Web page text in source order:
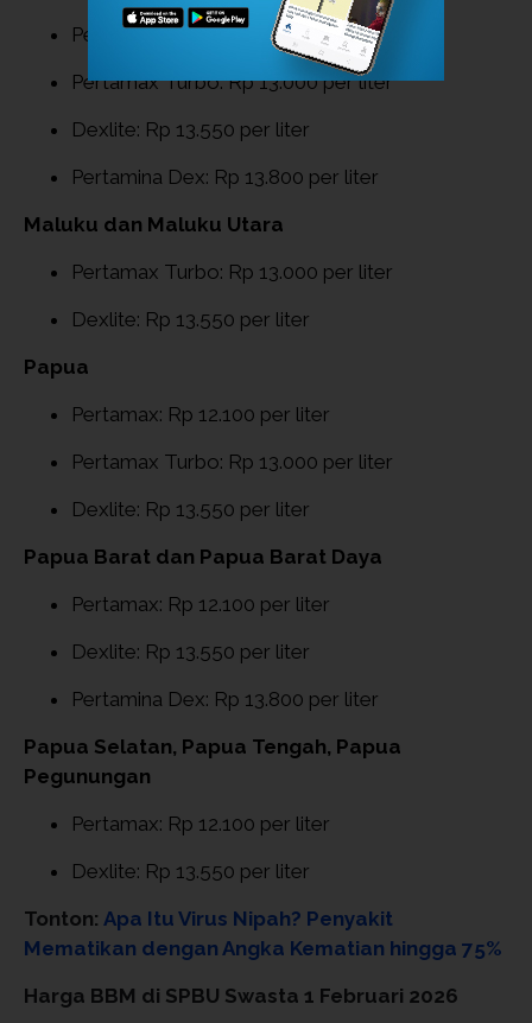
Pertamax: Rp 12.100 per liter
Pertamax Turbo: Rp 13.000 per liter
Dexlite: Rp 13.550 per liter
Pertamina Dex: Rp 13.800 per liter
Maluku dan Maluku Utara
Pertamax Turbo: Rp 13.000 per liter
Dexlite: Rp 13.550 per liter
Papua
Pertamax: Rp 12.100 per liter
Pertamax Turbo: Rp 13.000 per liter
Dexlite: Rp 13.550 per liter
Papua Barat dan Papua Barat Daya
Pertamax: Rp 12.100 per liter
Dexlite: Rp 13.550 per liter
Pertamina Dex: Rp 13.800 per liter
Papua Selatan, Papua Tengah, Papua
Pegunungan
Pertamax: Rp 12.100 per liter
Dexlite: Rp 13.550 per liter
Tonton: Apa Itu Virus Nipah? Penyakit
Mematikan dengan Angka Kematian hingga 75%
Harga BBM di SPBU Swasta 1 Februari 2026